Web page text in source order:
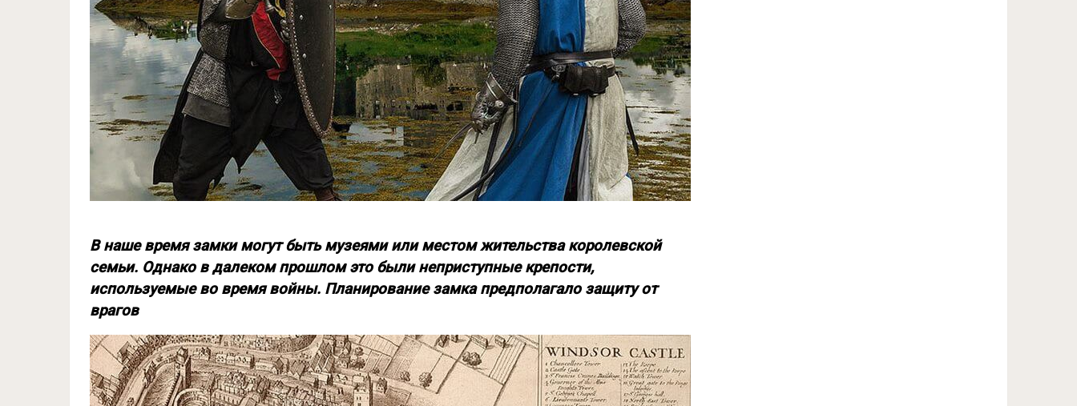
В наше время замки могут быть музеями или местом жительства королевской
семьи. Однако в далеком прошлом это были неприступные крепости,
используемые во время войны. Планирование замка предполагало защиту от
врагов